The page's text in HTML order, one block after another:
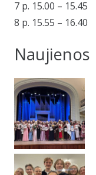
7 p. 15.00 – 15.45
8 p. 15.55 – 16.40
Naujienos